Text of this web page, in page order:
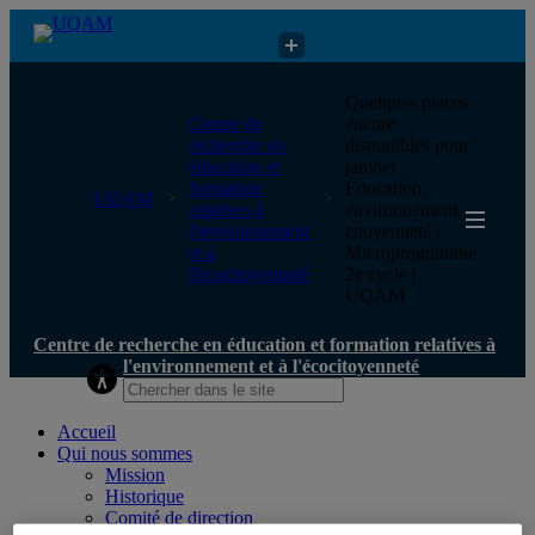
Centre de recherche en éducation et formation relatives à
l'environnement et à l'écocitoyenneté
UQAM
Centre de
recherche en
éducation et
formation
relatives à
l'environnement
et à
l'écocitoyenneté
Quelques places
encore
disponibles pour
janvier :
Éducation,
environnement,
citoyenneté |
Microprogramme
2e cycle |
UQAM
Centre de recherche en éducation et formation relatives à
l'environnement et à l'écocitoyenneté
Accueil
Qui nous sommes
Mission
Historique
Comité de direction